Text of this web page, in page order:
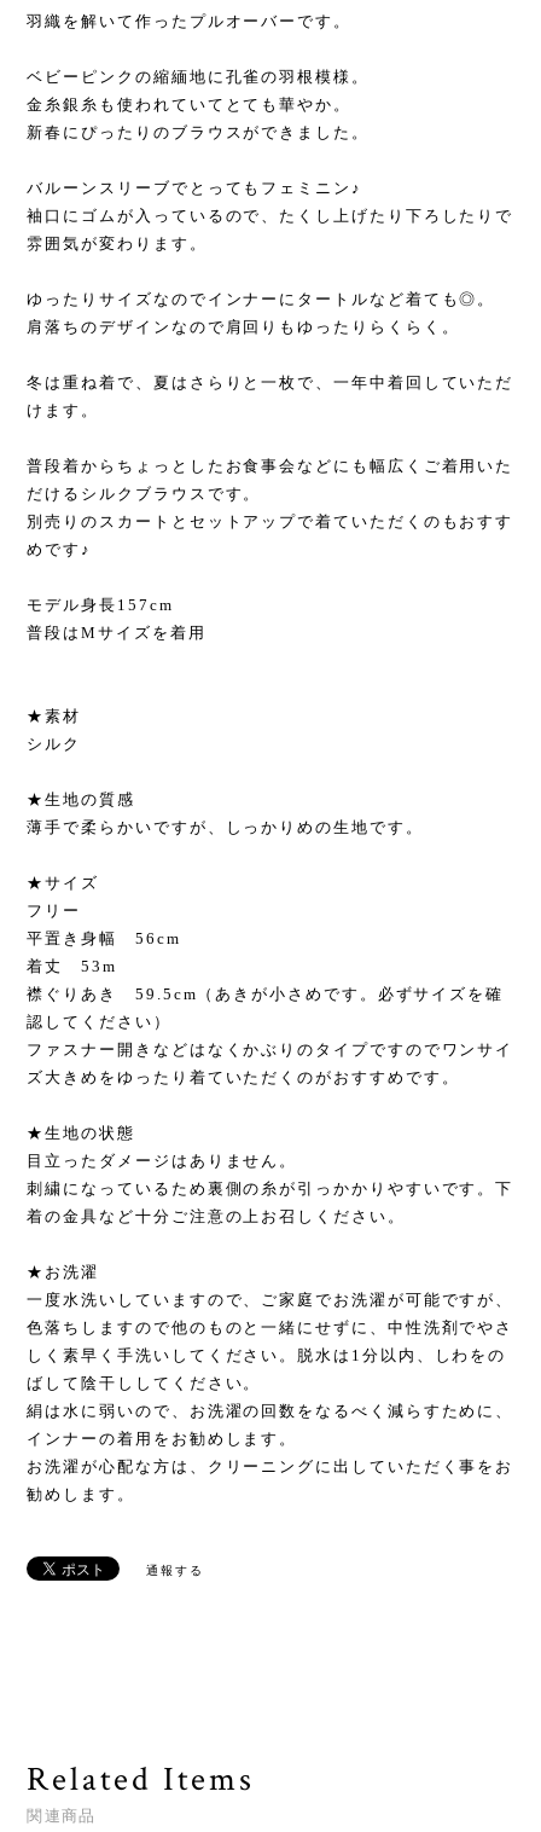
羽織を解いて作ったプルオーバーです。
ベビーピンクの縮緬地に孔雀の羽根模様。
金糸銀糸も使われていてとても華やか。
新春にぴったりのブラウスができました。
バルーンスリーブでとってもフェミニン♪
袖口にゴムが入っているので、たくし上げたり下ろしたりで
雰囲気が変わります。
ゆったりサイズなのでインナーにタートルなど着ても◎。
肩落ちのデザインなので肩回りもゆったりらくらく。
冬は重ね着で、夏はさらりと一枚で、一年中着回していただ
けます。
普段着からちょっとしたお食事会などにも幅広くご着用いた
だけるシルクブラウスです。
別売りのスカートとセットアップで着ていただくのもおすす
めです♪
モデル身長157cm
普段はMサイズを着用
★素材
シルク
★生地の質感
薄手で柔らかいですが、しっかりめの生地です。
★サイズ
フリー
平置き身幅 56cm
着丈 53m
襟ぐりあき 59.5cm（あきが小さめです。必ずサイズを確
認してください）
ファスナー開きなどはなくかぶりのタイプですのでワンサイ
ズ大きめをゆったり着ていただくのがおすすめです。
★生地の状態
目立ったダメージはありません。
刺繍になっているため裏側の糸が引っかかりやすいです。下
着の金具など十分ご注意の上お召しください。
★お洗濯
一度水洗いしていますので、ご家庭でお洗濯が可能ですが、
色落ちしますので他のものと一緒にせずに、中性洗剤でやさ
しく素早く手洗いしてください。脱水は1分以内、しわをの
ばして陰干ししてください。
絹は水に弱いので、お洗濯の回数をなるべく減らすために、
インナーの着用をお勧めします。
お洗濯が心配な方は、クリーニングに出していただく事をお
勧めします。
通報する
Related Items
関連商品